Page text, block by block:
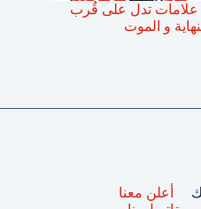
6 علامات تدل على قُرب
و الموت
أعلن معنا